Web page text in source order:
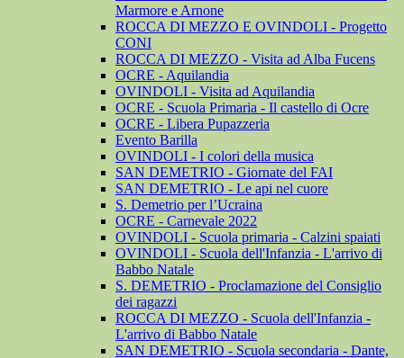
Marmore e Arnone
ROCCA DI MEZZO E OVINDOLI - Progetto
CONI
ROCCA DI MEZZO - Visita ad Alba Fucens
OCRE - Aquilandia
OVINDOLI - Visita ad Aquilandia
OCRE - Scuola Primaria - Il castello di Ocre
OCRE - Libera Pupazzeria
Evento Barilla
OVINDOLI - I colori della musica
SAN DEMETRIO - Giornate del FAI
SAN DEMETRIO - Le api nel cuore
S. Demetrio per l’Ucraina
OCRE - Carnevale 2022
OVINDOLI - Scuola primaria - Calzini spaiati
OVINDOLI - Scuola dell'Infanzia - L'arrivo di
Babbo Natale
S. DEMETRIO - Proclamazione del Consiglio
dei ragazzi
ROCCA DI MEZZO - Scuola dell'Infanzia -
L'arrivo di Babbo Natale
SAN DEMETRIO - Scuola secondaria - Dante,